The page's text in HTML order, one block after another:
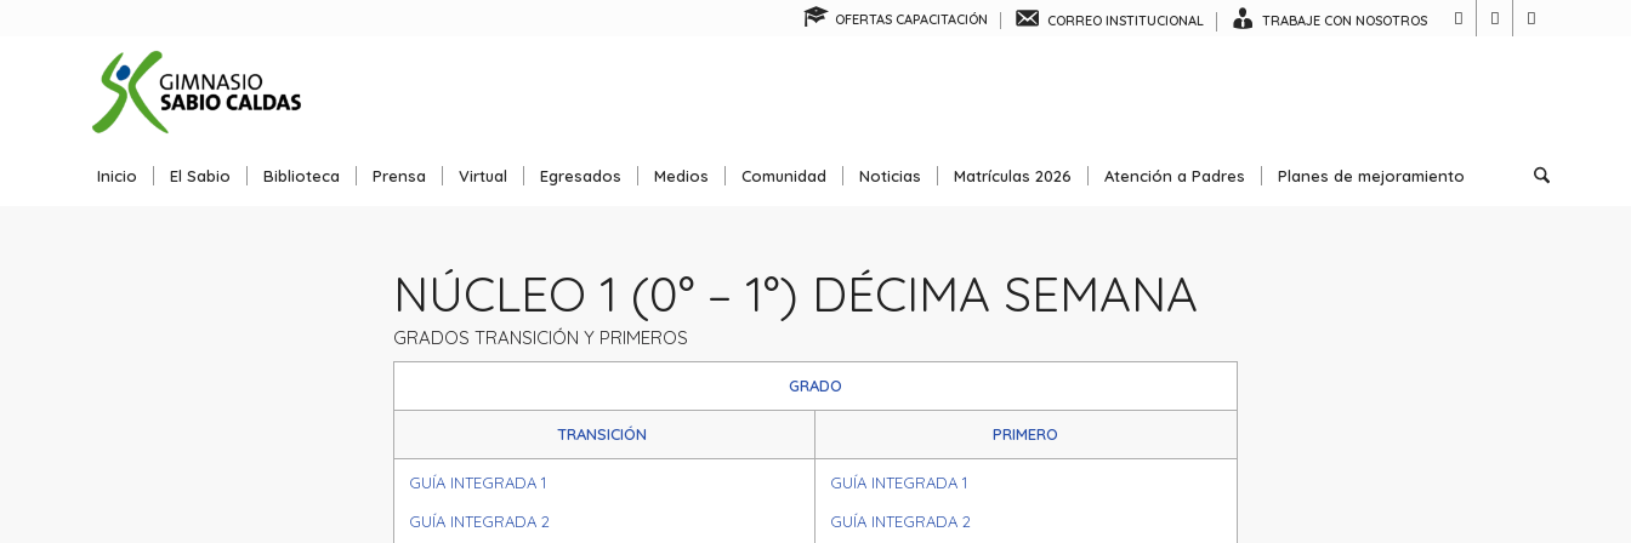
OFERTAS CAPACITACIÓN CORREO INSTITUCIONAL TRABAJE CON NOSOTROS
Inicio El Sabio Biblioteca Prensa Virtual Egresados Medios Comunidad Noticias Matrículas 2026 Atención a Padres Planes de mejoramiento
NÚCLEO 1 (0° – 1°) DÉCIMA SEMANA
GRADOS TRANSICIÓN Y PRIMEROS
GRADO
TRANSICIÓN PRIMERO
GUÍA INTEGRADA 1
GUÍA INTEGRADA 2
GUÍA INTEGRADA 1
GUÍA INTEGRADA 2